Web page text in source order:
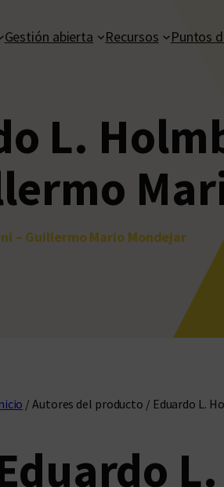
Gestión abierta Recursos Puntos
L.
– Guillermo Mario Mondejar
/ Autores del producto / Eduardo L.